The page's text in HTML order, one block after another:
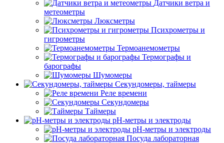
Датчики ветра и
метеометры
Люксметры
Психрометры и
гигрометры
Термоанемометры
Термографы и
барографы
Шумомеры
Секундомеры, таймеры
Реле времени
Секундомеры
Таймеры
pH-метры и электроды
pH-метры и электроды
Посуда лабораторная